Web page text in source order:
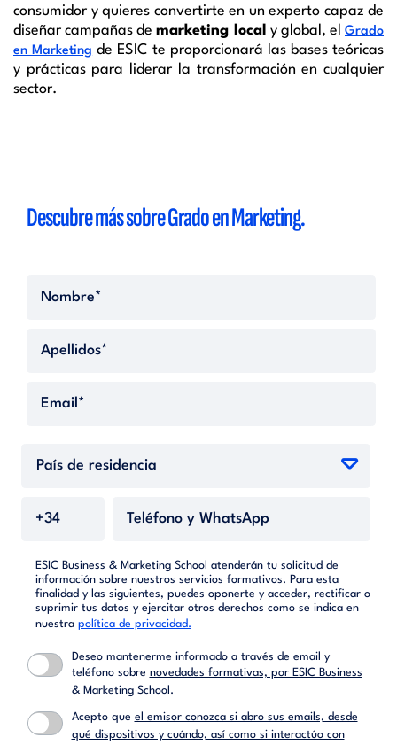
consumidor y quieres convertirte en un experto capaz de
diseñar campañas demarketing local y global, el Grado
en Marketing de ESIC te proporcionará las bases teóricas
y prácticas para liderar la transformación en cualquier
sector.
Descubre más sobreGrado en Marketing.
ESIC Business & Marketing School atenderán tu solicitud de
información sobre nuestros servicios formativos. Para esta
finalidad y las siguientes, puedes oponerte y acceder, rectificar o
suprimir tus datos y ejercitar otros derechos como se indica en
nuestra política de privacidad.
Deseo mantenerme informado a través de email y
teléfono sobre novedades formativas, por ESIC Business
& Marketing School.
Acepto que el emisor conozca si abro sus emails, desde
qué dispositivos y cuándo, así como si interactúo con